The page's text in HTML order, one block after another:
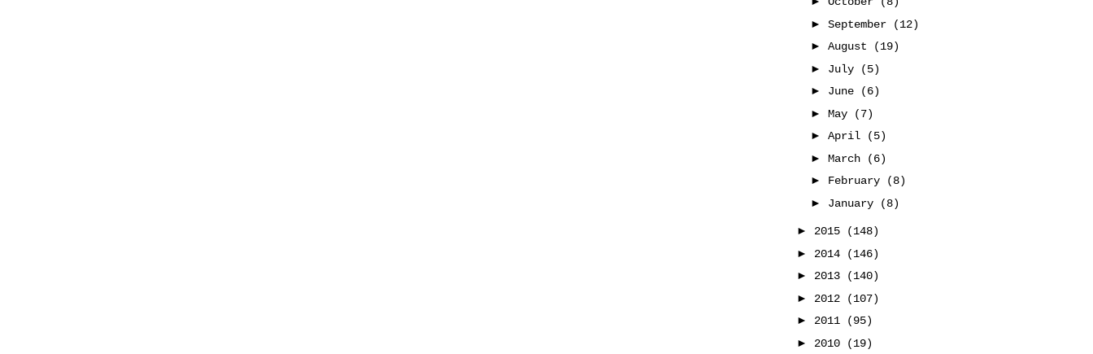
► September
(12)
► August
(19)
► July
(5)
► June
(6)
► May
(7)
► April
(5)
► March
(6)
► February
(8)
► January (8)
► 2015
(148)
► 2014
(146)
► 2013
(140)
► 2012
(107)
► 2011
(95)
► 2010 (19)